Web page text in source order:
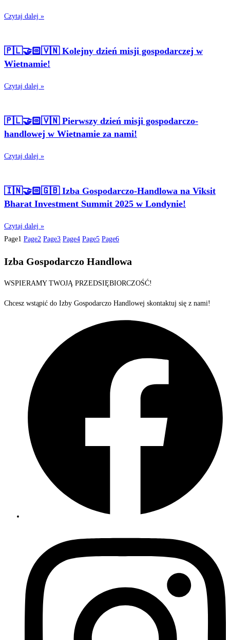
Czytaj dalej »
🇵🇱🤝🏻🇻🇳 Kolejny dzień misji gospodarczej w
Wietnamie!
Czytaj dalej »
🇵🇱🤝🏻🇻🇳 Pierwszy dzień misji gospodarczo-
handlowej w Wietnamie za nami!
Czytaj dalej »
🇮🇳🤝🏻🇬🇧 Izba Gospodarczo-Handlowa na Viksit
Bharat Investment Summit 2025 w Londynie!
Czytaj dalej »
Page1 Page2 Page3 Page4 Page5 Page6
Izba Gospodarczo Handlowa
WSPIERAMY TWOJĄ PRZEDSIĘBIORCZOŚĆ!
Chcesz wstąpić do Izby Gospodarczo Handlowej skontaktuj się z nami!